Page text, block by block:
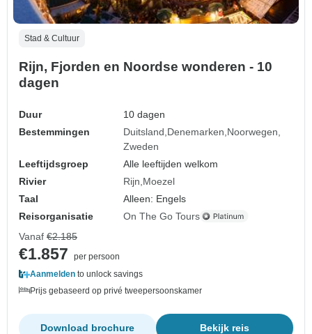
Stad & Cultuur
Rijn, Fjorden en Noordse wonderen - 10
dagen
Duur
10 dagen
Bestemmingen
Duitsland Denemarken Noorwegen
Zweden
Leeftijdsgroep
Alle leeftijden welkom
Rivier
Rijn Moezel
Taal
Alleen: Engels
Reisorganisatie
On The Go Tours
Vanaf €2.185
€1.857
per persoon
Aanmelden to unlock savings
Prijs gebaseerd op privé tweepersoonskamer
Bekijk reis
Download brochure